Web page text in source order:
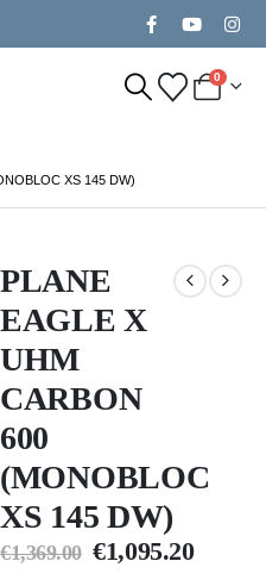
0
XS 145 DW)
PLANE
EAGLE X
UHM
CARBON
600
(MONOBLOC
XS 145 DW)
€1,369.00 €1,095.20